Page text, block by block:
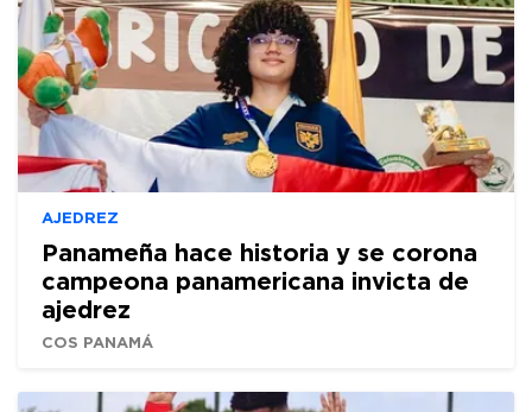
AJEDREZ
Panameña hace historia y se corona
campeona panamericana invicta de
ajedrez
COS PANAMÁ